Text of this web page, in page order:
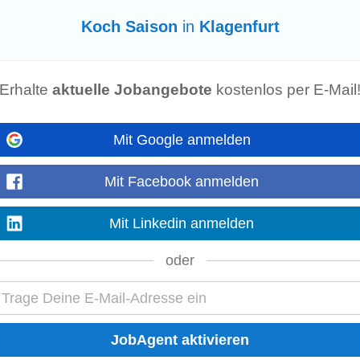
mit. Fachspezialist auf deinem Posten Du bist ein absoluter Profi
aus. Strukturierte & belastbare...
eine/n
. Anstellungsart: Vollzeit • selbständiges Führen und
• Mitverantwortung...
Jobs in Klagenfurt:
Bedienung
F&B Manager
Catering
Koch Saison in Klagenfurt
Erhalte aktuelle Jobangebote kostenlos per E-Mail!
Mit Google anmelden
Mit Facebook anmelden
Mit Linkedin anmelden
oder